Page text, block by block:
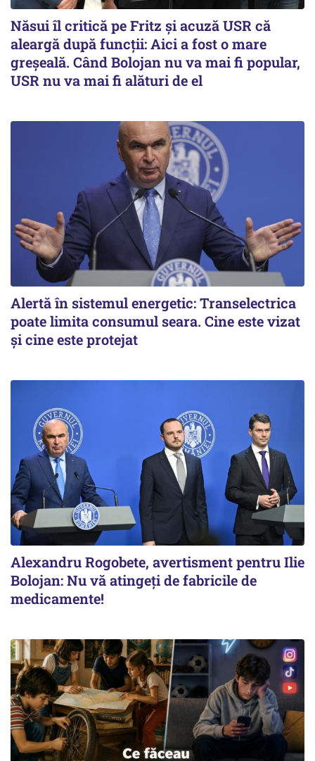
Năsui îl critică pe Fritz și acuză USR că
aleargă după funcții: Aici a fost o mare
greșeală. Când Bolojan nu va mai fi popular,
USR nu va mai fi alături de el
Alertă în sistemul energetic: Transelectrica
poate limita consumul seara. Cine este vizat
și cine este protejat
Alexandru Rogobete, avertisment pentru Ilie
Bolojan: Nu vă atingeți de fabricile de
medicamente!